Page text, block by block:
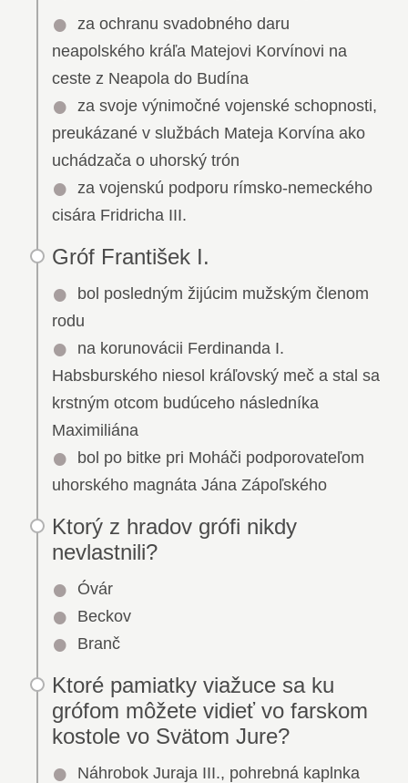
za ochranu svadobného daru
neapolského kráľa Matejovi Korvínovi na
ceste z Neapola do Budína
za svoje výnimočné vojenské schopnosti,
preukázané v službách Mateja Korvína ako
uchádzača o uhorský trón
za vojenskú podporu rímsko-nemeckého
cisára Fridricha III.
Gróf František I.
bol posledným žijúcim mužským členom
rodu
na korunovácii Ferdinanda I.
Habsburského niesol kráľovský meč a stal sa
krstným otcom budúceho následníka
Maximiliána
bol po bitke pri Moháči podporovateľom
uhorského magnáta Jána Zápoľského
Ktorý z hradov grófi nikdy
nevlastnili?
Óvár
Beckov
Branč
Ktoré pamiatky viažuce sa ku
grófom môžete vidieť vo farskom
kostole vo Svätom Jure?
Náhrobok Juraja III., pohrebná kaplnka